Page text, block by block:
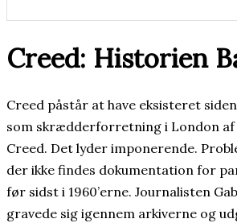
Creed: Historien
Creed påstår at have eksisteret
som skrædderforretning i London af
Creed. Det lyder imponerende.
der ikke findes dokumentation for
før sidst i 1960’erne. Journalisten
gravede sig igennem arkiverne og